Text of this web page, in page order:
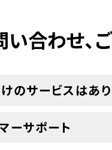
合わせ、
のサービスはあ
ーサポート